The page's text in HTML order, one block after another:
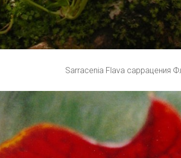
Sarracenia Flava саррацения